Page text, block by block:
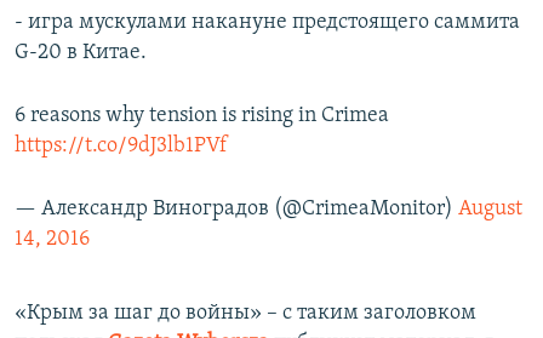
- игра мускулами накануне предстоящего саммита
G-20 в Китае.
6 reasons why tension is rising in Crimea
https://t.co/9dJ3lb1PVf
— Александр Виноградов (@CrimeaMonitor) August
14, 2016
«Крым за шаг до войны» – с таким заголовком